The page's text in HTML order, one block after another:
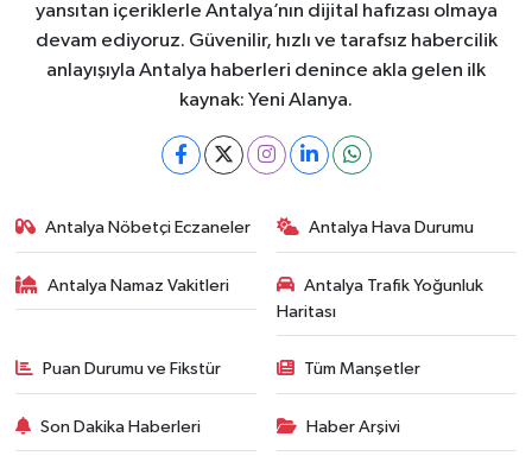
yansıtan içeriklerle Antalya’nın dijital hafızası olmaya
devam ediyoruz. Güvenilir, hızlı ve tarafsız habercilik
anlayışıyla Antalya haberleri denince akla gelen ilk
kaynak: Yeni Alanya.
Antalya Nöbetçi Eczaneler Antalya Hava Durumu
Antalya Namaz Vakitleri
Antalya Trafik Yoğunluk
Haritası
Puan Durumu ve Fikstür Tüm Manşetler
Son Dakika Haberleri Haber Arşivi